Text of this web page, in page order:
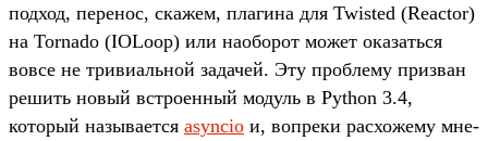
под­ход, перенос, ска­жем, пла­гина для Twisted (Reactor)
на Tornado (IOLoop) или наобо­рот может ока­зать­ся
вов­се не три­виаль­ной задачей. Эту проб­лему приз­ван
решить новый встро­енный модуль в Python 3.4,
который называ­ется asyncio и, воп­реки рас­хожему мне­